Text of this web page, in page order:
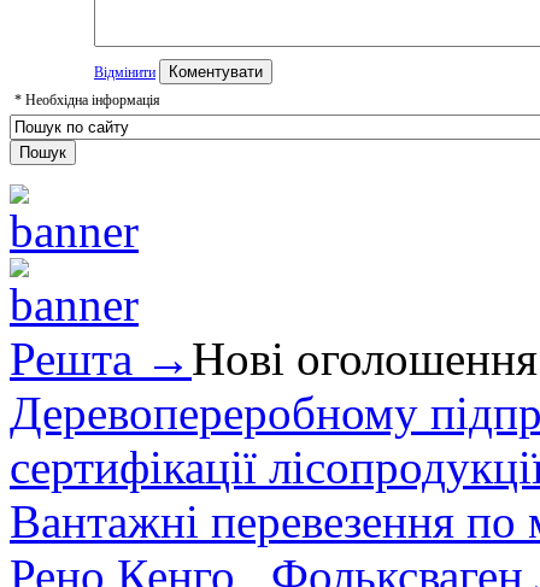
Відмінити
* Необхідна інформація
Решта → Нові оголошення
Деревопереробному
сертифікації
Вантажні перевезення по
Рено Кенго ,